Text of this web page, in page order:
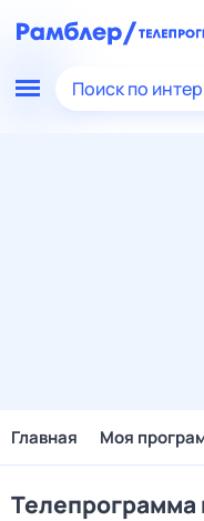
Поиск по
Главная Моя
Телепрограмма